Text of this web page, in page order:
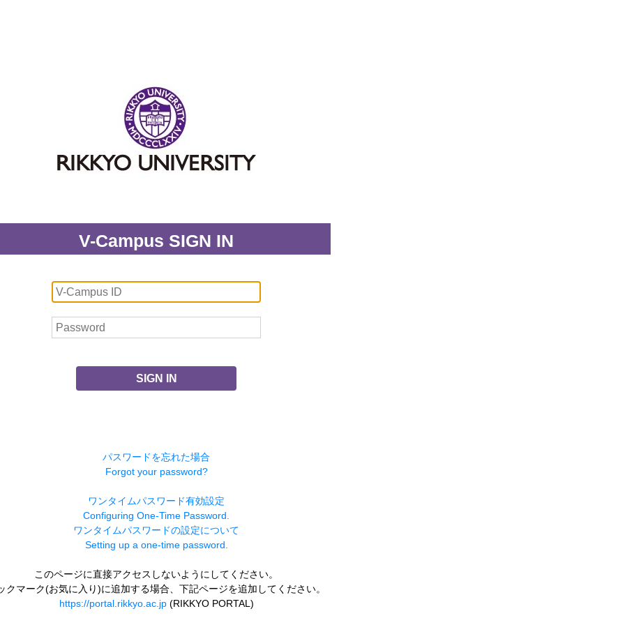
V-Campus SIGN IN
SIGN IN
パスワードを忘れた場合
Forgot your password?
ワンタイムパスワード有効設定
Configuring One-Time Password.
ワンタイムパスワードの設定について
Setting up a one-time password.
このページに直接アクセスしないようにしてください。
クマーク(お気に入り)に追加する場合、下記ページを追加してください。
https://portal.rikkyo.ac.jp(RIKKYO PORTAL)